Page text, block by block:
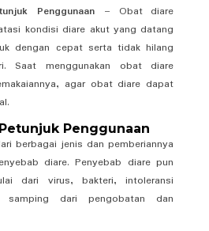
Penggunaan – Obat diare
kondisi diare akut yang datang
dengan cepat serta tidak hilang
Saat menggunakan obat diare
agar obat diare dapat
Penggunaan
berbagai jenis dan pemberiannya
diare. Penyebab diare pun
dari virus, bakteri, intoleransi
dari pengobatan dan